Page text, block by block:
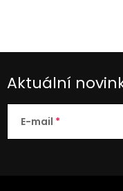
Aktuální
E-mail